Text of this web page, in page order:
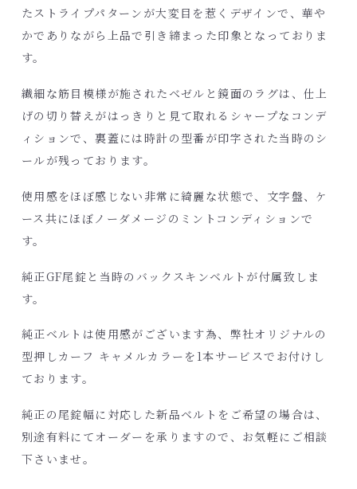
たストライプパターンが大変目を惹くデザインで、華や
かでありながら上品で引き締まった印象となっておりま
す。
繊細な筋目模様が施されたベゼルと鏡面のラグは、仕上
げの切り替えがはっきりと見て取れるシャープなコンデ
ィションで、裏蓋には時計の型番が印字された当時のシ
ールが残っております。
使用感をほぼ感じない非常に綺麗な状態で、文字盤、ケ
ース共にほぼノーダメージのミントコンディションで
す。
純正GF尾錠と当時のバックスキンベルトが付属致しま
す。
純正ベルトは使用感がございます為、弊社オリジナルの
型押しカーフ キャメルカラーを1本サービスでお付けし
ております。
純正の尾錠幅に対応した新品ベルトをご希望の場合は、
別途有料にてオーダーを承りますので、お気軽にご相談
下さいませ。